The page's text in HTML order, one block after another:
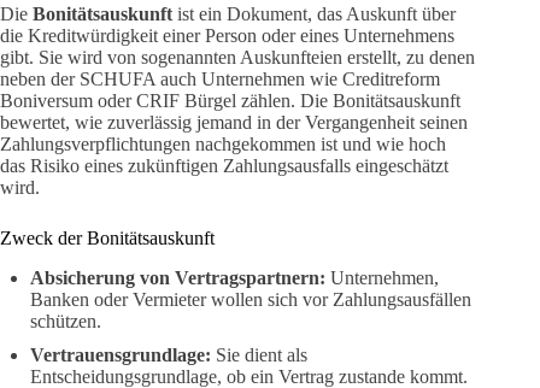
Die Bonitätsauskunft ist ein Dokument, das Auskunft über
die Kreditwürdigkeit einer Person oder eines Unternehmens
gibt. Sie wird von sogenannten Auskunfteien erstellt, zu denen
neben der SCHUFA auch Unternehmen wie Creditreform
Boniversum oder CRIF Bürgel zählen. Die Bonitätsauskunft
bewertet, wie zuverlässig jemand in der Vergangenheit seinen
Zahlungsverpflichtungen nachgekommen ist und wie hoch
das Risiko eines zukünftigen Zahlungsausfalls eingeschätzt
wird.
Zweck der Bonitätsauskunft
Absicherung von Vertragspartnern: Unternehmen,
Banken oder Vermieter wollen sich vor Zahlungsausfällen
schützen.
Vertrauensgrundlage: Sie dient als
Entscheidungsgrundlage, ob ein Vertrag zustande kommt.